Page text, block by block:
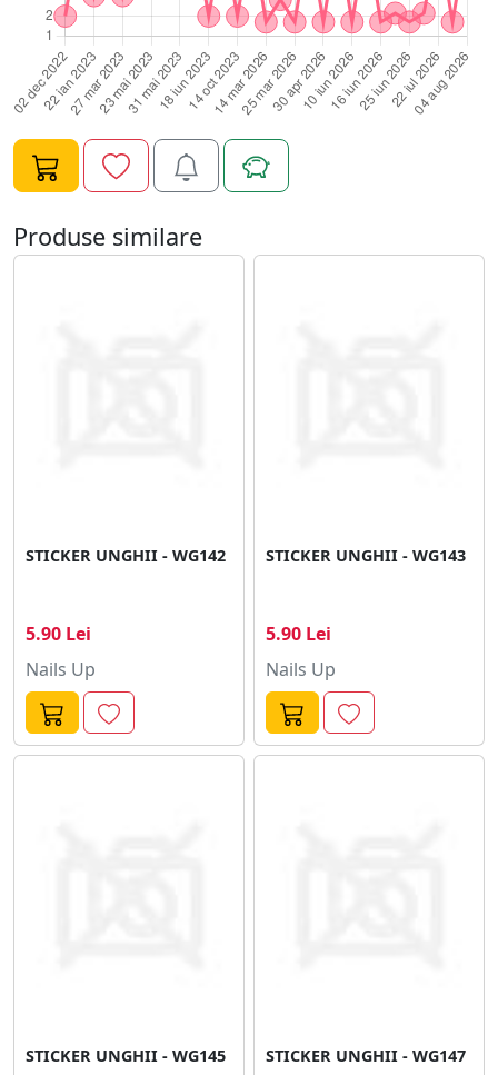
Produse similare
STICKER UNGHII - WG142
5.90 Lei
Nails Up
STICKER UNGHII - WG143
5.90 Lei
Nails Up
STICKER UNGHII - WG145 STICKER UNGHII - WG147